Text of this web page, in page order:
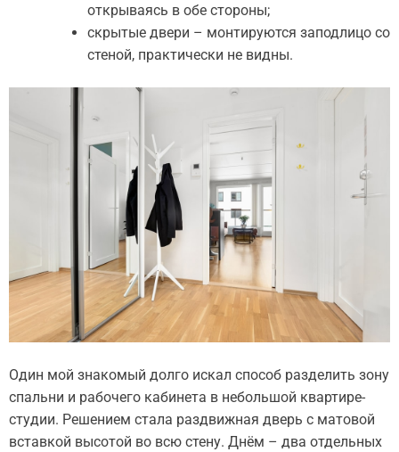
открываясь в обе стороны;
скрытые двери – монтируются заподлицо со
стеной, практически не видны.
Один мой знакомый долго искал способ разделить зону
спальни и рабочего кабинета в небольшой квартире-
студии. Решением стала раздвижная дверь с матовой
вставкой высотой во всю стену. Днём – два отдельных